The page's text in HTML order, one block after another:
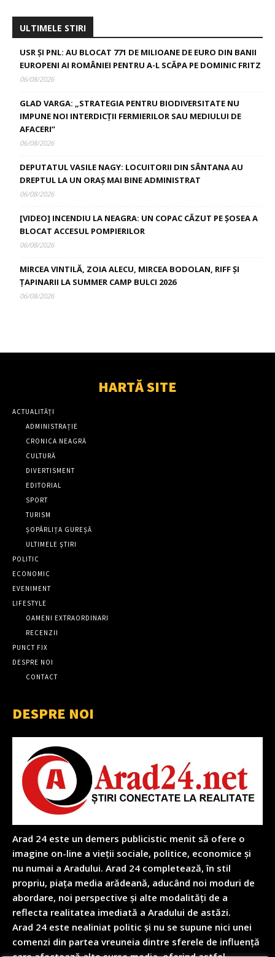
ULTIMELE STIRI
USR ȘI PNL: AU BLOCAT 771 DE MILIOANE DE EURO DIN BANII
EUROPENI AI ROMÂNIEI PENTRU A-L SCĂPA PE DOMINIC FRITZ
06/08/2026
GLAD VARGA: „STRATEGIA PENTRU BIODIVERSITATE NU
IMPUNE NOI INTERDICȚII FERMIERILOR SAU MEDIULUI DE
AFACERI”
06/08/2026
DEPUTATUL VASILE NAGY: LOCUITORII DIN SÂNTANA AU
DREPTUL LA UN ORAȘ MAI BINE ADMINISTRAT
06/08/2026
[VIDEO] INCENDIU LA NEAGRA: UN COPAC CĂZUT PE ȘOSEA A
BLOCAT ACCESUL POMPIERILOR
06/08/2026
MIRCEA VINTILĂ, ZOIA ALECU, MIRCEA BODOLAN, RIFF ȘI
ȚAPINARII LA SUMMER CAMP BULCI 2026
06/08/2026
HARTĂ SITE
ACTUALITĂȚI
ADMINISTRAȚIE
CRONICA NEAGRĂ
CULTURĂ
DIVERTISMENT
EDITORIAL
SPORT
TURISM
ȘOPÂRLIȚA GUREȘĂ
ULTIMELE ȘTIRI
POLITIC
ECONOMIC
EVENIMENT
LIFESTYLE
OAMENI EXTRAORDINARI
RECENZII
PUNCT FIX
DESPRE NOI
CONTACT
DESPRE NOI
Arad 24 este un demers publicistic menit să ofere o
imagine on-line a vieții sociale, politice, economice și
nu numai a Aradului. Arad 24 completează, în stil
propriu, piața media arădeană, aducând noi moduri de
abordare, noi perspective și alte modalități de a
reflecta realitatea imediată a Aradului de astăzi.
Arad 24 este nealiniat politic și nu se supune nici unei
comenzi din partea vreuneia dintre sferele de influență